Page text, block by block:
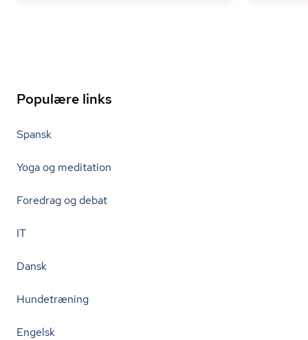
Populære links
Spansk
Yoga og meditation
Foredrag og debat
IT
Dansk
Hundetræning
Engelsk